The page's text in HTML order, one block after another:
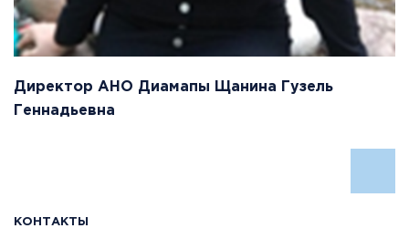
Директор АНО Диамапы Щанина Гузель
Геннадьевна
КОНТАКТЫ